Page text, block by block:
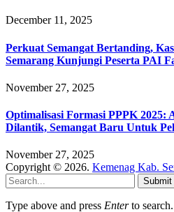
December 11, 2025
Perkuat Semangat Bertanding,
Semarang Kunjungi Peserta PAI
November 27, 2025
Optimalisasi Formasi PPPK 2025:
Dilantik, Semangat Baru Untuk
November 27, 2025
Copyright © 2026. Kemenag Kab.
Submit
Type above and press Enterto search.